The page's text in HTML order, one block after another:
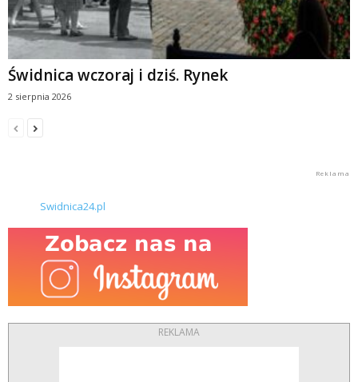
Świdnica wczoraj i dziś. Rynek
2 sierpnia 2026
Swidnica24.pl
REKLAMA